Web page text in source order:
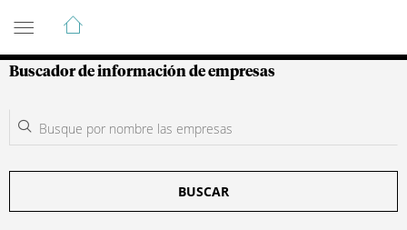
Guía de Empresas Colombianas
Buscador de información de empresas
BUSCAR